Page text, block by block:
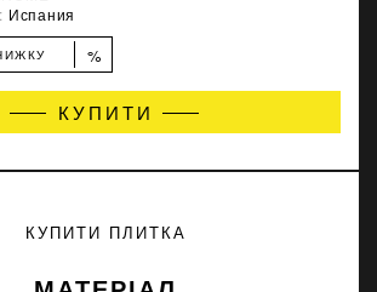
Испания
%
КУПИТИ
КУПИТИ ПЛИТКА